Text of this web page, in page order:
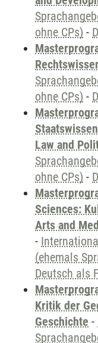
ohne CPs) -
ohne CPs) -
Law and
ohne CPs) -
Sciences:
Arts and
-
(ehemals
Deutsch als
Kritik der
Geschichte -